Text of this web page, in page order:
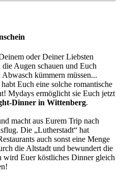
oder Deiner Liebsten
Augen schauen und Euch
kümmern müssen...
Euch eine solche romantische
Mydays ermöglicht sie Euch jetzt
Dinner in Wittenberg.
macht aus Eurem Trip nach
Die „Lutherstadt“ hat
auch sonst eine Menge
die Altstadt und bewundert die
wird Euer köstliches Dinner gleich